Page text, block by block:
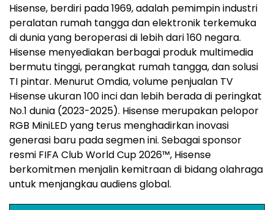
Hisense, berdiri pada 1969, adalah pemimpin industri
peralatan rumah tangga dan elektronik terkemuka
di dunia yang beroperasi di lebih dari 160 negara.
Hisense menyediakan berbagai produk multimedia
bermutu tinggi, perangkat rumah tangga, dan solusi
TI pintar. Menurut Omdia, volume penjualan TV
Hisense ukuran 100 inci dan lebih berada di peringkat
No.1 dunia (2023-2025). Hisense merupakan pelopor
RGB MiniLED yang terus menghadirkan inovasi
generasi baru pada segmen ini. Sebagai sponsor
resmi FIFA Club World Cup 2026™, Hisense
berkomitmen menjalin kemitraan di bidang olahraga
untuk menjangkau audiens global.